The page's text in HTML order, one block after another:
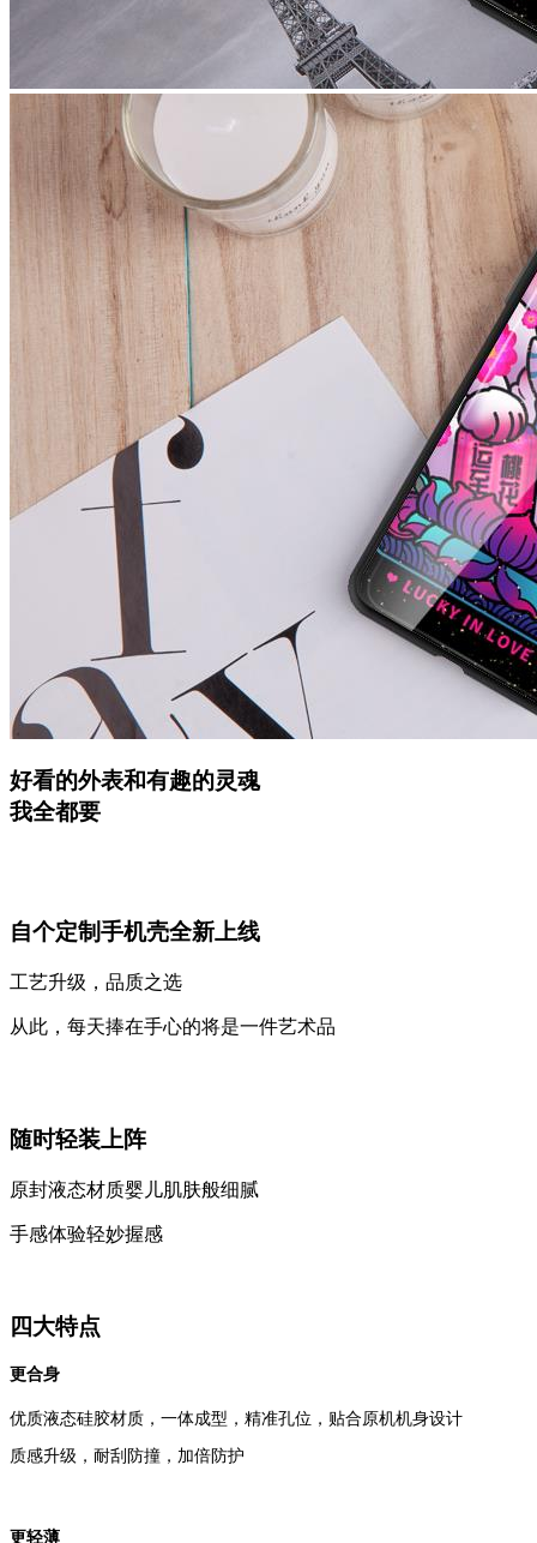
好看的外表和有趣的灵魂
我全都要
自个定制手机壳全新上线
工艺升级，品质之选
从此，每天捧在手心的将是一件艺术品
随时轻装上阵
原封液态材质婴儿肌肤般细腻
手感体验轻妙握感
四大特点